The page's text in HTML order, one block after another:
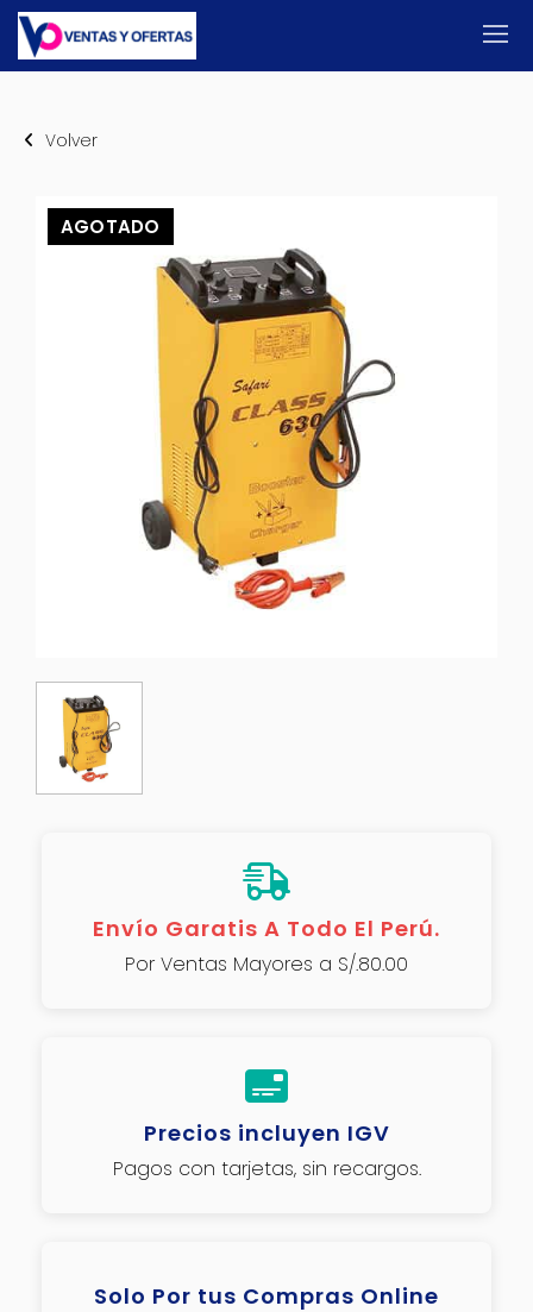
Volver
AGOTADO
Envío Garatis A Todo El Perú.
Por Ventas Mayores a S/.80.00
Precios incluyen IGV
Pagos con tarjetas, sin recargos.
Solo Por tus Compras Online